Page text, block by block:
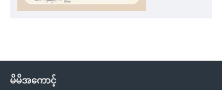
မိမိအကောင့်